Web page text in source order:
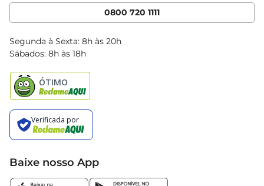
Cencosud Media
Clube Bretas
Blog Bretas
Black Friday
0800 720 1111
Segunda à Sexta: 8h às 20h
Sábados: 8h às 18h
Baixe nosso App